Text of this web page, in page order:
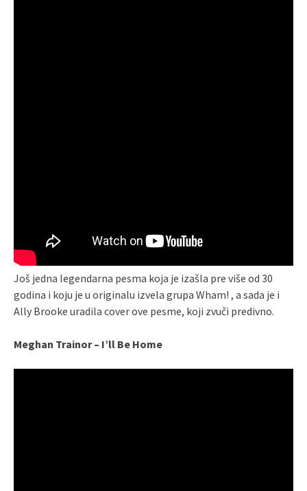
Još jedna legendarna pesma koja je izašla pre više od 30
godina i koju je u originalu izvela grupa Wham! , a sada je i
Ally Brooke uradila cover ove pesme, koji zvuči predivno.
Meghan Trainor – I’ll Be Home